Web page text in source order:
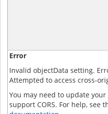
Error
Invalid objectData setting.
Attempted to access cross-
You may need to update
support CORS. For help, see